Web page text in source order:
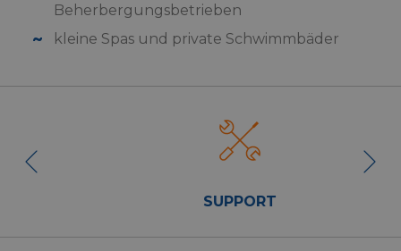
Beherbergungsbetrieben
kleine Spas und private Schwimmbäder
SUPPORT